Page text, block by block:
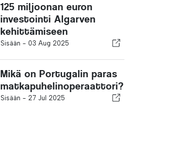
125 miljoonan euron
investointi Algarven
kehittämiseen
Sisään - 03 Aug 2025
Mikä on Portugalin paras
matkapuhelinoperaattori?
Sisään - 27 Jul 2025